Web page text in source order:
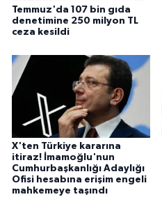
Temmuz'da 107 bin gıda
denetimine 250 milyon TL
ceza kesildi
X'ten Türkiye kararına
itiraz! İmamoğlu'nun
Cumhurbaşkanlığı Adaylığı
Ofisi hesabına erişim engeli
mahkemeye taşındı